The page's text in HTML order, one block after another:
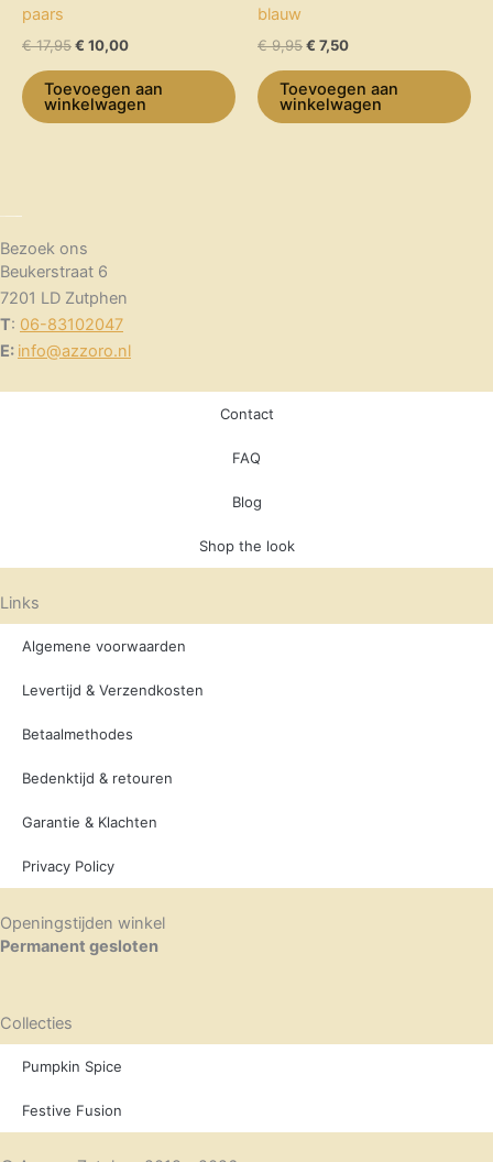
paars
€17,95€ 10,00
Toevoegen aan
winkelwagen
blauw
€9,95€ 7,50
Toevoegen aan
winkelwagen
Bezoek ons
Beukerstraat 6
7201 LD Zutphen
T: 06-83102047
E: info@azzoro.nl
Contact
FAQ
Blog
Shop the look
Links
Algemene voorwaarden
Levertijd & Verzendkosten
Betaalmethodes
Bedenktijd & retouren
Garantie & Klachten
Privacy Policy
Openingstijden winkel
Permanent gesloten
Collecties
Pumpkin Spice
Festive Fusion